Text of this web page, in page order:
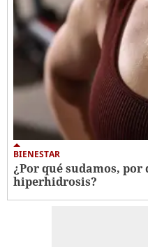
BIENESTAR
¿Por qué sudamos,
hiperhidrosis?